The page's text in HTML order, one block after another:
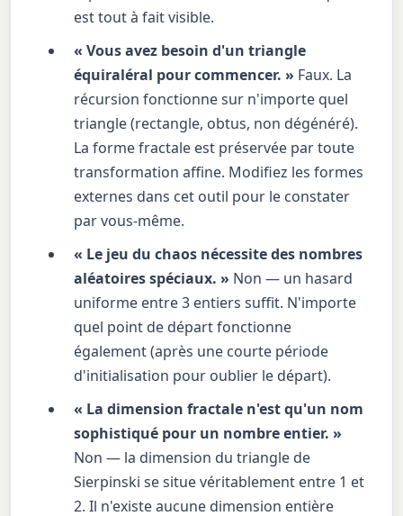
est tout à fait visible.
« Vous avez besoin d'un triangle
équiraléral pour commencer. » Faux. La
récursion fonctionne sur n'importe quel
triangle (rectangle, obtus, non dégénéré).
La forme fractale est préservée par toute
transformation affine. Modifiez les formes
externes dans cet outil pour le constater
par vous-même.
« Le jeu du chaos nécessite des nombres
aléatoires spéciaux. » Non — un hasard
uniforme entre 3 entiers suffit. N'importe
quel point de départ fonctionne
également (après une courte période
d'initialisation pour oublier le départ).
« La dimension fractale n'est qu'un nom
sophistiqué pour un nombre entier. »
Non — la dimension du triangle de
Sierpinski se situe véritablement entre 1 et
2. Il n'existe aucune dimension entière